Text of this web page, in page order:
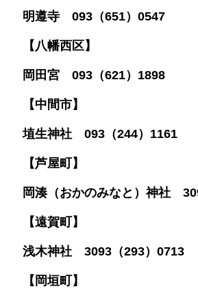
明遵寺 093（651）0547
【八幡西区】
岡田宮 093（621）1898
【中間市】
埴生神社 093（244）1161
【芦屋町】
岡湊（おかのみなと）神社
【遠賀町】
浅木神社 3093（293）0713
【岡垣町】